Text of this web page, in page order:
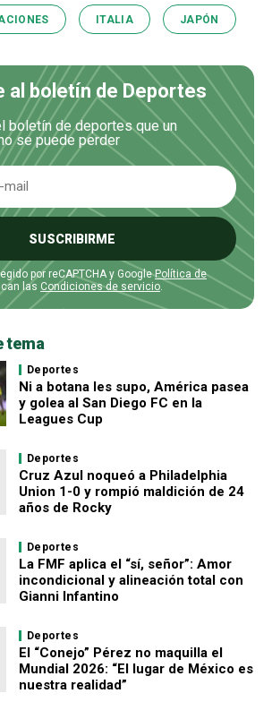
ITALIA JAPÓN
al boletín de Deportes
boletín de deportes que un
se puede perder
SUSCRIBIRME
por reCAPTCHA y GooglePolítica de
las Condiciones de servicio.
tema
Deportes
Ni a botana les supo, América pasea
y golea al San Diego FC en la
Leagues Cup
Deportes
Cruz Azul noqueó a Philadelphia
Union 1-0 y rompió maldición de 24
años de Rocky
Deportes
La FMF aplica el “sí, señor”: Amor
incondicional y alineación total con
Gianni Infantino
Deportes
El “Conejo” Pérez no maquilla el
Mundial 2026: “El lugar de México es
nuestra realidad”